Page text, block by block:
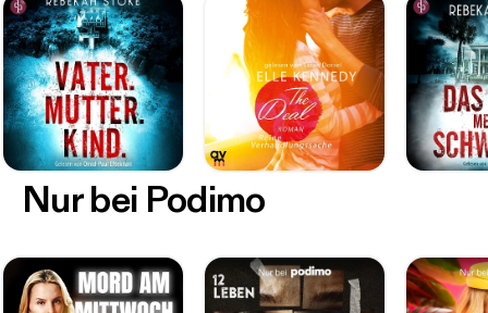
Nur bei Podimo